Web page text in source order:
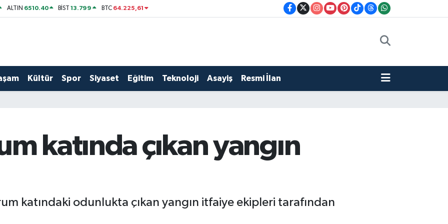
ALTIN 6510.40 BİST13.799 BTC 64.225,61
Kültür Spor Siyaset Eğitim Teknoloji Asayiş Resmi İlan
katında çıkan yangın
katındaki odunlukta çıkan yangın itfaiye ekipleri tarafından